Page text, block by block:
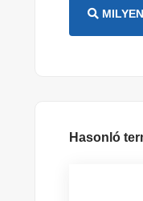
Hasonló